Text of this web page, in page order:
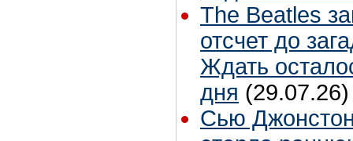
The Beatles
отсчет до
Ждать
дня (29.07.26)
Сью